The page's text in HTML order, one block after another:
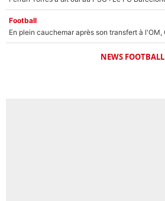
Football
NEWS FOOTBALL